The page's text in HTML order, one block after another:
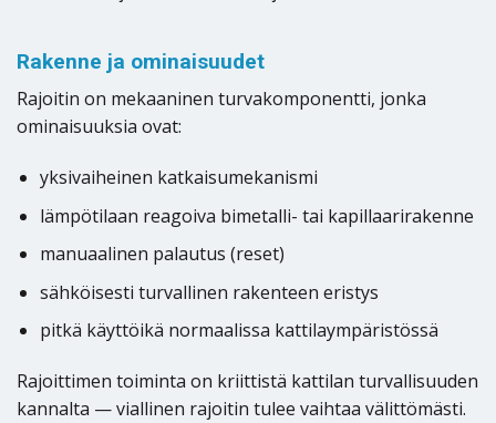
Rakenne ja ominaisuudet
Rajoitin on mekaaninen turvakomponentti, jonka
ominaisuuksia ovat:
yksivaiheinen katkaisumekanismi
lämpötilaan reagoiva bimetalli- tai kapillaarirakenne
manuaalinen palautus (reset)
sähköisesti turvallinen rakenteen eristys
pitkä käyttöikä normaalissa kattilaympäristössä
Rajoittimen toiminta on kriittistä kattilan turvallisuuden
kannalta — viallinen rajoitin tulee vaihtaa välittömästi.